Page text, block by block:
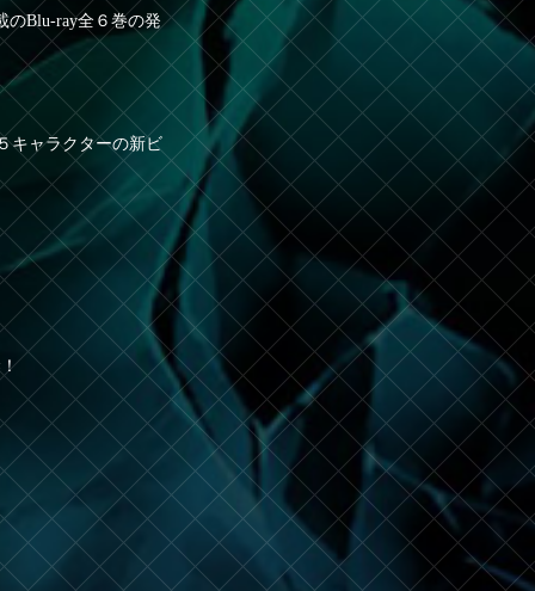
のBlu-ray全６巻の発
キャラクターの新ビ